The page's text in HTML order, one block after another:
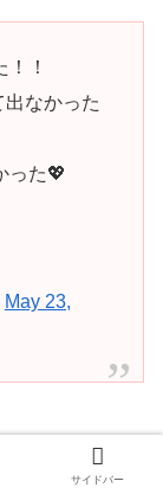
！
なかった
った💖
May 23,
サイドバー